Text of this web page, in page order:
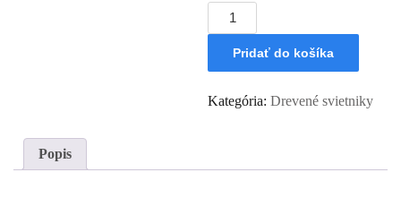
množstvo
Drevený
svietnik
Kvet
Pridať do košíka
Kategória:Drevené svietniky
Popis